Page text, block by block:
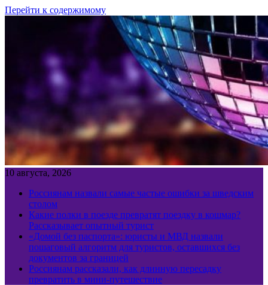
Перейти к содержимому
10 августа, 2026
Россиянам назвали самые частые ошибки за шведским
столом
Какие полки в поезде превратят поездку в кошмар?
Рассказывает опытный турист
«Домой без паспорта»: юристы и МВД назвали
пошаговый алгоритм для туристов, оставшихся без
документов за границей
Россиянам рассказали, как длинную пересадку
превратить в мини-путешествие